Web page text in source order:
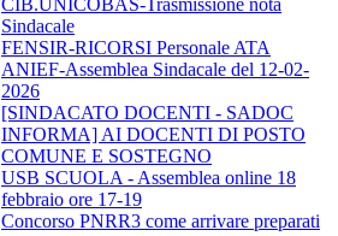
CIB.UNICOBAS-Trasmissione nota
Sindacale
FENSIR-RICORSI Personale ATA
ANIEF-Assemblea Sindacale del 12-02-
2026
[SINDACATO DOCENTI - SADOC
INFORMA] AI DOCENTI DI POSTO
COMUNE E SOSTEGNO
USB SCUOLA - Assemblea online 18
febbraio ore 17-19
Concorso PNRR3 come arrivare preparati